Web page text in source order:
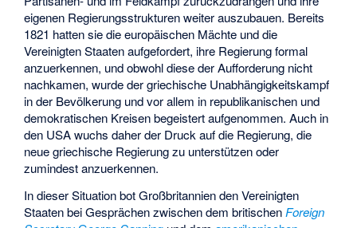
eigenen Regierungsstrukturen weiter auszubauen. Bereits
1821 hatten sie die europäischen Mächte und die
Vereinigten Staaten aufgefordert, ihre Regierung formal
anzuerkennen, und obwohl diese der Aufforderung nicht
nachkamen, wurde der griechische Unabhängigkeitskampf
in der Bevölkerung und vor allem in republikanischen und
demokratischen Kreisen begeistert aufgenommen. Auch in
den USA wuchs daher der Druck auf die Regierung, die
neue griechische Regierung zu unterstützen oder
zumindest anzuerkennen.
In dieser Situation bot Großbritannien den Vereinigten
Staaten bei Gesprächen zwischen dem britischenForeign